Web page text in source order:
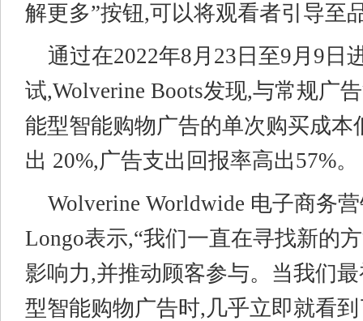
解更多”按钮,可以将观看者引导至
通过在2022年8月23日至9月9日
试,Wolverine Boots发现,与常规广
能型智能购物广告的单次购买成本
出 20%,广告支出回报率高出57%。
Wolverine Worldwide 电子商务
Longo表示,“我们一直在寻找新的
影响力,并推动顾客参与。当我们
型智能购物广告时,几乎立即就看